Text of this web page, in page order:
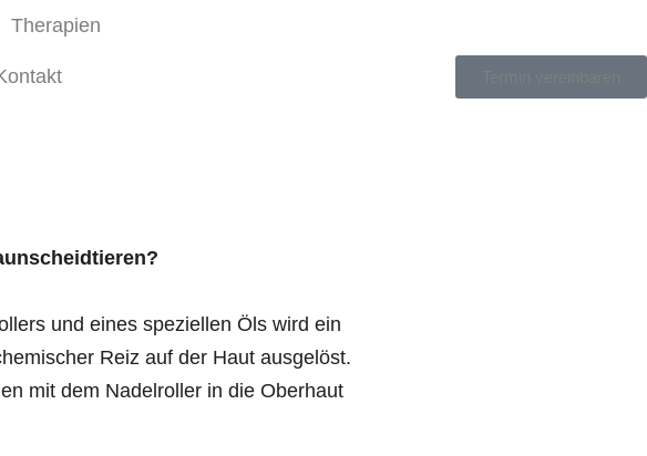
Therapien
und eines speziellen Öls wird ein
Reiz auf der Haut ausgelöst.
mit dem Nadelroller in die Oberhaut